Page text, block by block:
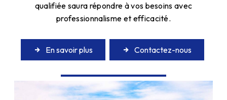
qualifiée saura répondre à vos besoins avec
professionnalisme et efficacité.
En savoir plus Contactez-nous